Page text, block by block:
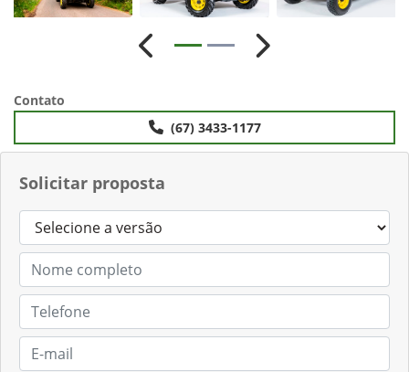
Solicitar proposta
Anterior Próximo
Contato
(67) 3433-1177